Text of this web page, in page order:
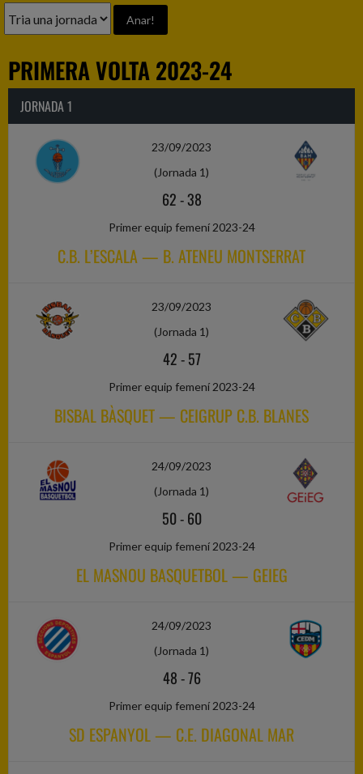
PRIMERA VOLTA 2023-24
JORNADA 1
23/09/2023
(Jornada 1)
62-38
Primer equip femení 2023-24
C.B. L’ESCALA — B. ATENEU MONTSERRAT
23/09/2023
(Jornada 1)
42-57
Primer equip femení 2023-24
BISBAL BÀSQUET — CEIGRUP C.B. BLANES
24/09/2023
(Jornada 1)
50-60
Primer equip femení 2023-24
EL MASNOU BASQUETBOL — GEIEG
24/09/2023
(Jornada 1)
48-76
Primer equip femení 2023-24
SD ESPANYOL — C.E. DIAGONAL MAR